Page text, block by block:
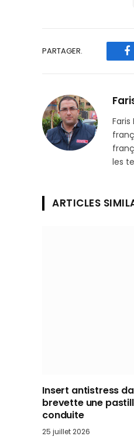
PARTAGER.
les
ARTICLES
Insert antistress
brevette une
conduite
25 juillet 2026